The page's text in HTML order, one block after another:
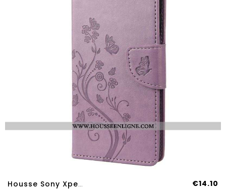
Housse Sony Xperia 10 IV Fleurs Et Papillons €14.10